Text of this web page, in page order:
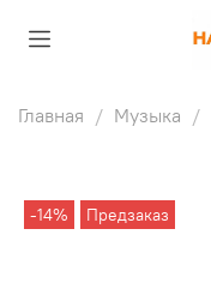
Главная Музыка
-14% Предзаказ